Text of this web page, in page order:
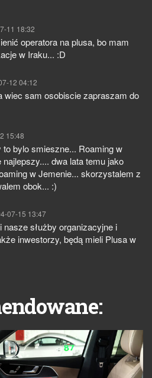
11 18:32
operatora na plusa, bo mam
w Iraku... :D
12 04:12
wiec sam osobiscie zapraszam do
15:48
bylo smieszne... Roaming w
dwa lata temu jako
w Jemenie... skorzystalem z
obok... :)
07-15 13:47
nasze służby organizacyjne i
inwestorzy, będą mieli Plusa w